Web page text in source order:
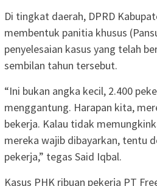
Di tingkat daerah, DPRD
membentuk panitia khusus
penyelesaian kasus yang telah
sembilan tahun tersebut.
“Ini bukan angka kecil, 2.400
menggantung. Harapan kita,
bekerja. Kalau tidak
mereka wajib dibayarkan, tentu
pekerja,” tegas Said Iqbal.
Kasus PHK ribuan pekerja PT